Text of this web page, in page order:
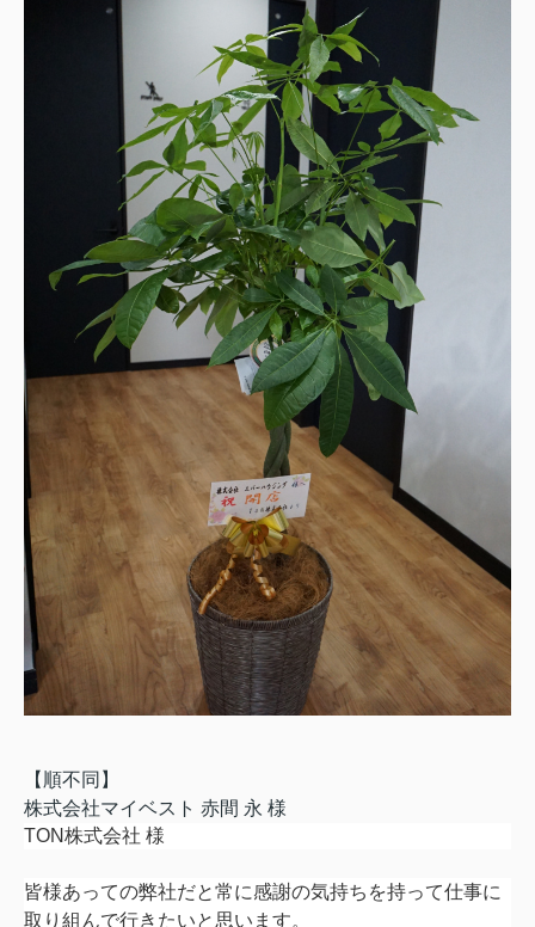
【順不同】
株式会社マイベスト 赤間 永 様
TON株式会社 様
皆様あっての弊社だと常に感謝の気持ちを持って仕事に
取り組んで行きたいと思います。